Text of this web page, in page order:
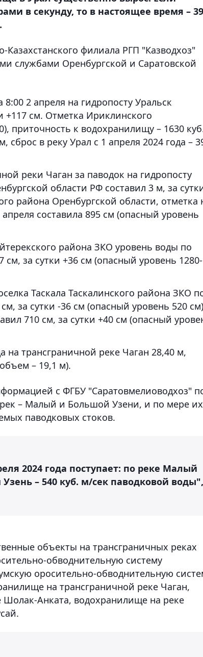
в секунду, то в настоящее время –
Казахстанского филиала РГП "Казводхоз"
службами Оренбургской и Саратовской
2 апреля на гидропосту Уральск
+117 см. Отметка Ириклинского
приточность к водохранилищу – 1630
в реку Урал с 1 апреля 2024 года –
реки Чаган за паводок на гидропосту
области РФ составил 3 м, за
района Оренбургской области, отметка
составила 895 см (опасный уровень
района ЗКО уровень воды по
см, за сутки +36 см (опасный уровень 1280-
Таскала Таскалинского района ЗКО
за сутки -36 см (опасный уровень 520
710 см, за сутки +40 см (опасный
трансграничной реке Чаган 28,40 м,
– 19,1 м).
с ФГБУ "Саратовмелиоводхоз"
– Малый и Большой Узени, и по мере их
паводковых стоков.
2024 года поступает: по реке Малый
– 540 куб. м/сек паводковой воды",
объекты на трансграничных реках
обводнительную систему
оросительно-обводнительную
на трансграничной реке Чаган,
Анката, водохранилище на реке